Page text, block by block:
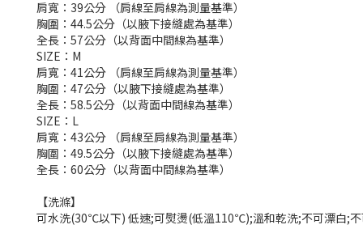
肩寬：39公分 （肩線至肩線為測量基準）
胸圍：44.5公分（以腋下接縫處為基準）
全長：57公分（以背面中間線為基準）
SIZE：M
肩寬：41公分 （肩線至肩線為測量基準）
胸圍：47公分（以腋下接縫處為基準）
全長：58.5公分（以背面中間線為基準）
SIZE：L
肩寬：43公分 （肩線至肩線為測量基準）
胸圍：49.5公分（以腋下接縫處為基準）
全長：60公分（以背面中間線為基準）
【洗滌】
可水洗(30℃以下) 低速;可熨燙(低溫110℃);溫和乾洗;不可漂白;不